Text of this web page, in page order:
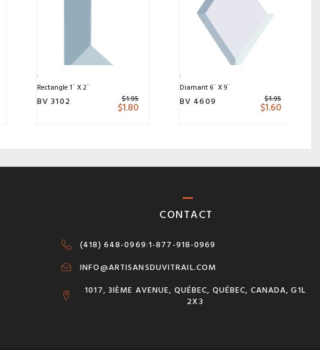
Rectangle 1¨ X 2¨
BV 3102 $1.95
$1.80
Diamant 6¨ X 9¨
BV 4609 $1.95
$1.60
CONTACT
(418) 648-0969:1-877-918-0969
INFO@ARTISANSDUVITRAIL.COM
1017, 3IÈME AVENUE, QUÉBEC, QUÉBEC, CANADA, G1L
2X3